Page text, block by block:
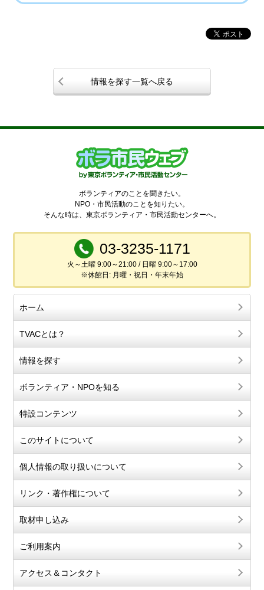
情報を探す一覧へ戻る
ボランティアのことを聞きたい。
NPO・市民活動のことを知りたい。
そんな時は、東京ボランティア・市民活動センターへ。
03-3235-1171
火～土曜 9:00～21:00 / 日曜 9:00～17:00
※休館日: 月曜・祝日・年末年始
ホーム
TVACとは？
情報を探す
ボランティア・NPOを知る
特設コンテンツ
このサイトについて
個人情報の取り扱いについて
リンク・著作権について
取材申し込み
ご利用案内
アクセス＆コンタクト